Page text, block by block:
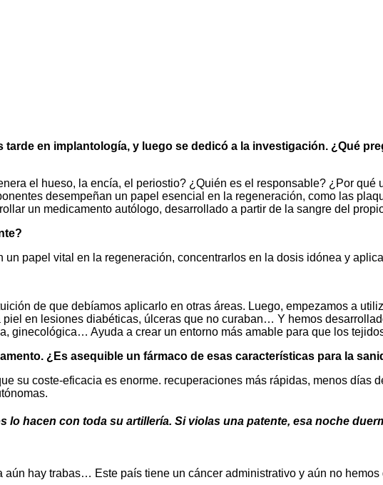
en implantología, y luego se dedicó a la investigación. ¿Qué
el hueso, la encía, el periostio? ¿Quién es el responsable? ¿Por qué
desempeñan un papel esencial en la regeneración, como las
un medicamento autólogo, desarrollado a partir de la sangre del
papel vital en la regeneración, concentrarlos en la dosis idónea y
de que debíamos aplicarlo en otras áreas. Luego, empezamos a
piel en lesiones diabéticas, úlceras que no curaban… Y hemos
ginecológica… Ayuda a crear un entorno más amable para que los
¿Es asequible un fármaco de esas características para la
su coste-eficacia es enorme. recuperaciones más rápidas, menos días
hacen con toda su artillería. Si violas una patente, esa noche
hay trabas… Este país tiene un cáncer administrativo y aún no hemos